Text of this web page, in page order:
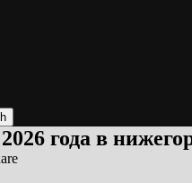
года в